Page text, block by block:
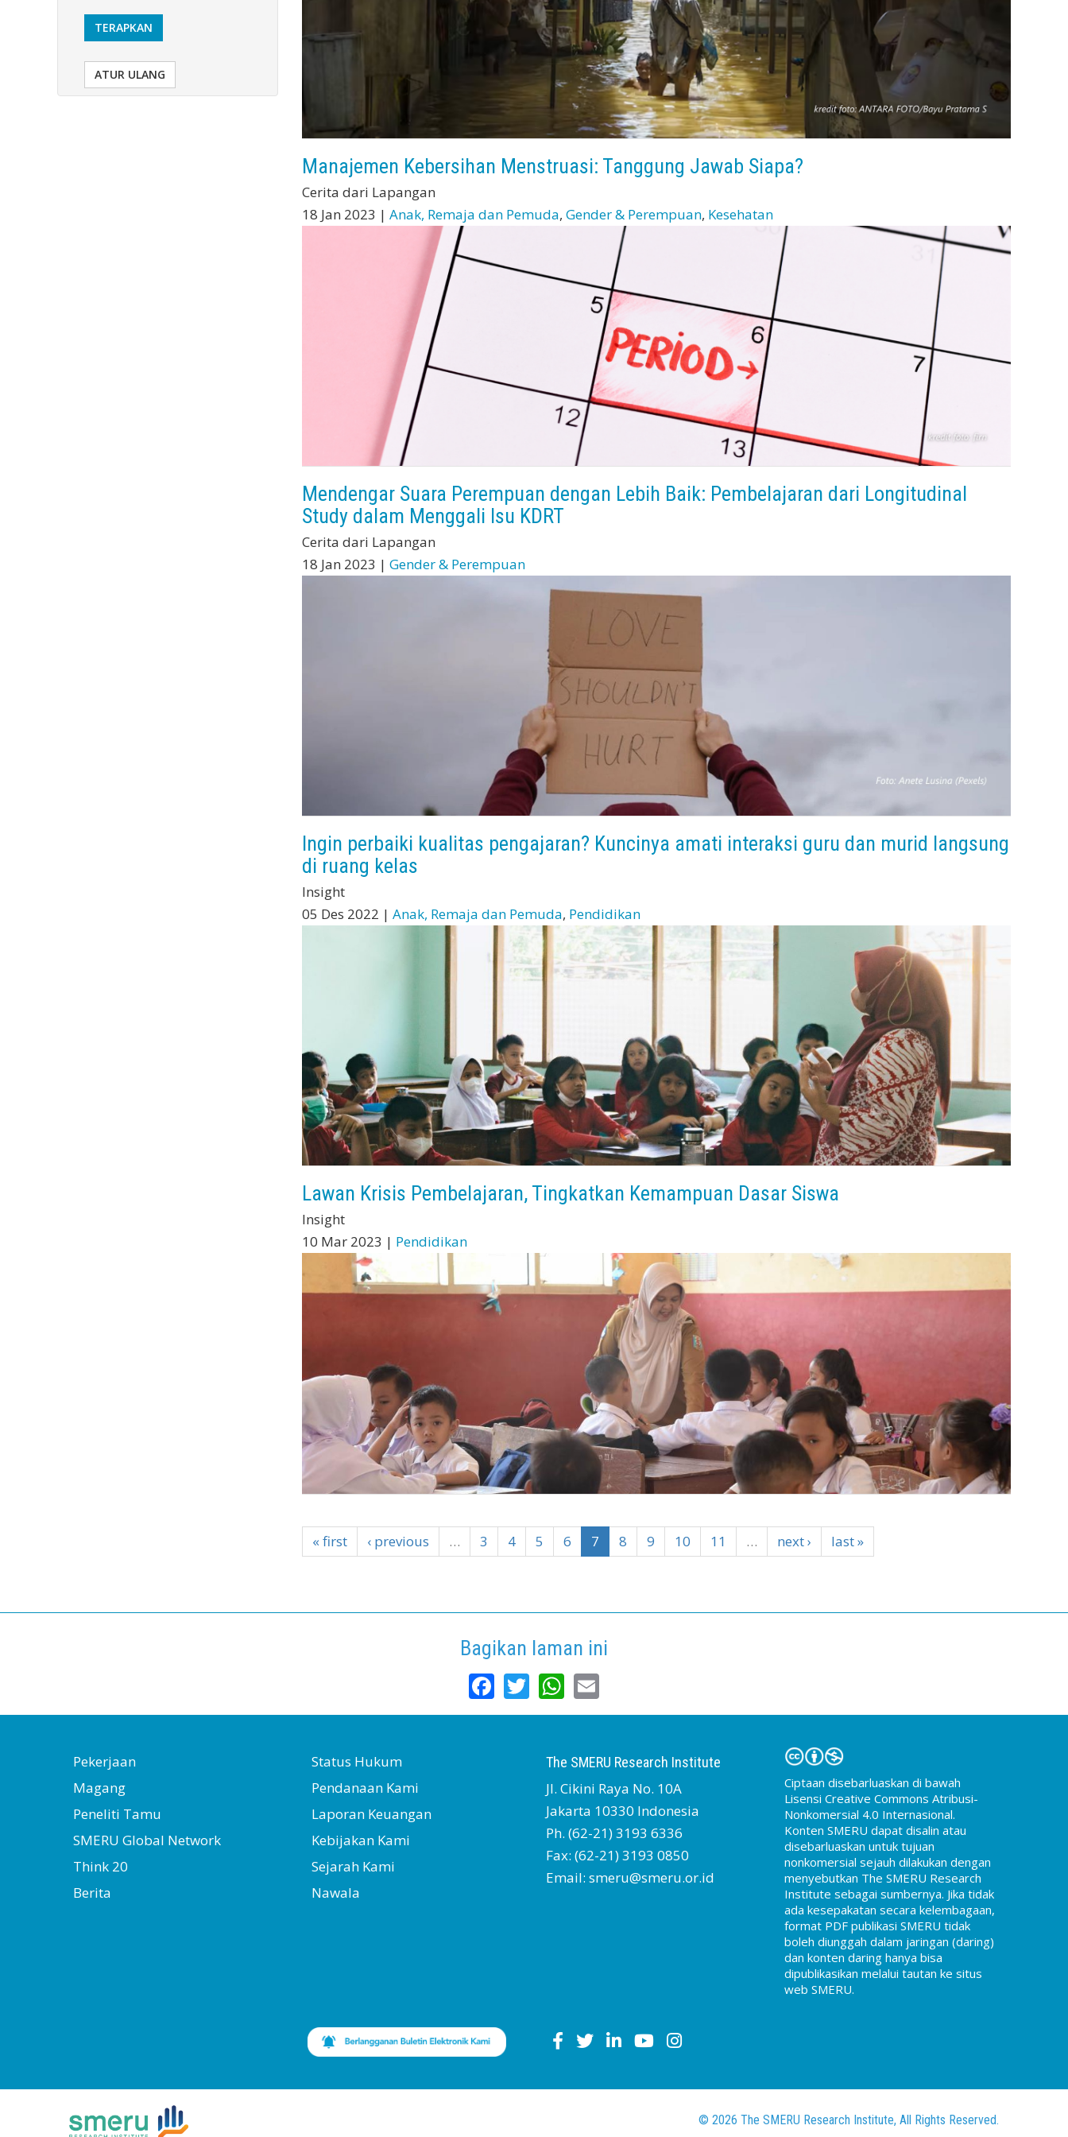
TERAPKAN
ATUR ULANG
Manajemen Kebersihan Menstruasi: Tanggung Jawab Siapa?
Cerita dari Lapangan
18 Jan 2023 | Anak, Remaja dan Pemuda, Gender & Perempuan, Kesehatan
Mendengar Suara Perempuan dengan Lebih Baik: Pembelajaran dari Longitudinal
Study dalam Menggali Isu KDRT
Cerita dari Lapangan
18 Jan 2023 | Gender & Perempuan
Ingin perbaiki kualitas pengajaran? Kuncinya amati interaksi guru dan murid langsung
di ruang kelas
Insight
05 Des 2022 | Anak, Remaja dan Pemuda, Pendidikan
Lawan Krisis Pembelajaran, Tingkatkan Kemampuan Dasar Siswa
Insight
10 Mar 2023 | Pendidikan
« first ‹ previous … 3 4 5 6 7 8 9 10 11 … next › last »
Bagikan laman ini
Facebook
TwitterWhatsApp
Pekerjaan
Magang
Peneliti Tamu
SMERU Global Network
Think 20
Berita
Status Hukum
Pendanaan Kami
Laporan Keuangan
Kebijakan Kami
Sejarah Kami
Nawala
The SMERU Research Institute
Jl. Cikini Raya No. 10A
Jakarta 10330 Indonesia
Ph. (62-21) 3193 6336
Fax: (62-21) 3193 0850
Email: smeru@smeru.or.id
Ciptaan disebarluaskan di bawah
Lisensi Creative Commons Atribusi-
Nonkomersial 4.0 Internasional.
Konten SMERU dapat disalin atau
disebarluaskan untuk tujuan
nonkomersial sejauh dilakukan dengan
menyebutkan The SMERU Research
Institute sebagai sumbernya. Jika tidak
ada kesepakatan secara kelembagaan,
format PDF publikasi SMERU tidak
boleh diunggah dalam jaringan (daring)
dan konten daring hanya bisa
dipublikasikan melalui tautan ke situs
web SMERU.
© 2026 The SMERU Research Institute, All Rights Reserved.